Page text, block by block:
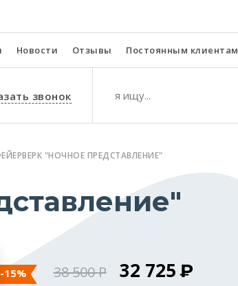
Новости Отзывы Постоянным клиентам
звонок
"НОЧНОЕ ПРЕДСТАВЛЕНИЕ"
-15% 38 500 32 725